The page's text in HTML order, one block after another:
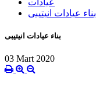
بناء عيادات انيتيبى
بناء عيادات انيتيبى
03 Mart 2020